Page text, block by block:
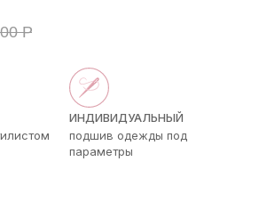
Р
ИНДИВИДУАЛЬНЫЙ
подшив одежды под
параметры